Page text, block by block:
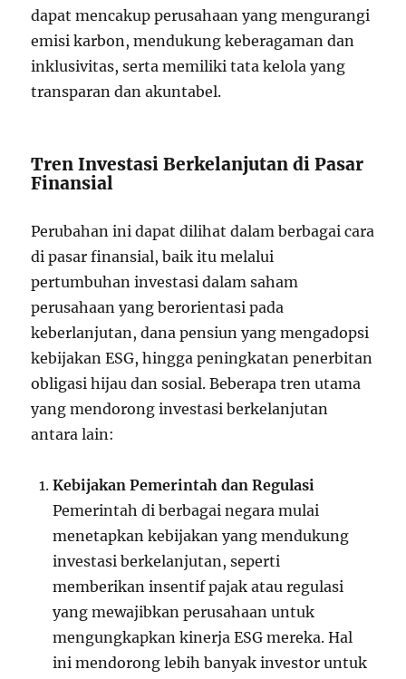
dapat mencakup perusahaan yang mengurangi
emisi karbon, mendukung keberagaman dan
inklusivitas, serta memiliki tata kelola yang
transparan dan akuntabel.
Tren Investasi Berkelanjutan di Pasar
Finansial
Perubahan ini dapat dilihat dalam berbagai cara
di pasar finansial, baik itu melalui
pertumbuhan investasi dalam saham
perusahaan yang berorientasi pada
keberlanjutan, dana pensiun yang mengadopsi
kebijakan ESG, hingga peningkatan penerbitan
obligasi hijau dan sosial. Beberapa tren utama
yang mendorong investasi berkelanjutan
antara lain:
Kebijakan Pemerintah dan Regulasi
Pemerintah di berbagai negara mulai
menetapkan kebijakan yang mendukung
investasi berkelanjutan, seperti
memberikan insentif pajak atau regulasi
yang mewajibkan perusahaan untuk
mengungkapkan kinerja ESG mereka. Hal
ini mendorong lebih banyak investor untuk